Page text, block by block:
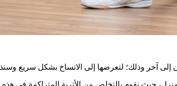
إلى آخر وذلك؛ لتعرضها إلى الاتساخ بشكل سريع